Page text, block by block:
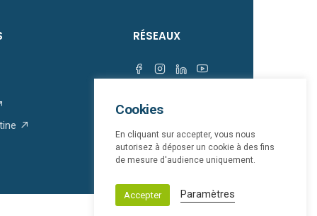
RÉSEAUX
Cookies
En cliquant sur accepter, vous nous
autorisez à déposer un cookie à des fins
de mesure d'audience uniquement.
Accepter Paramètres